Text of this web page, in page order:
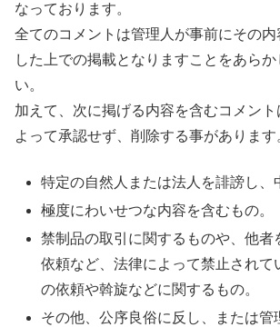
なっております。
全てのコメントは管理人が事前にその
した上での掲載となりますことをあらか
い。
加えて、次に掲げる内容を含むコメン
よって承認せず、削除する事があります
特定の自然人または法人を誹謗し、
極度にわいせつな内容を含むもの。
禁制品の取引に関するものや、他者
依頼など、法律によって禁止されて
の依頼や斡旋などに関するもの。
その他、公序良俗に反し、または管